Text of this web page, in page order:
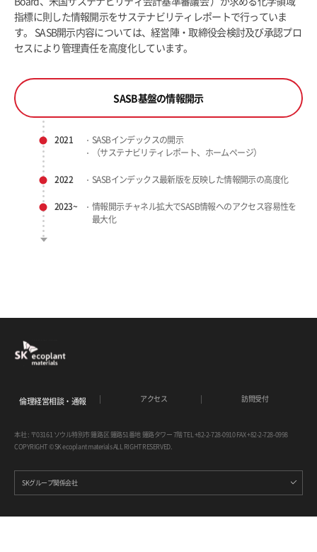
指標に則した情報開示をサステナビリティレポートで行っていま
す。 SASB開示内容については、経営陣・取締役会検討及び承認プロ
セスにより管理責任を高度化しています。
SASB基盤の情報開示
2021
SASBインデックスの開示
（サステナビリティレポート、ホームページ）
2022 SASBインデックス最新版を反映した情報開示の高度化
2023~
情報開示チャネル拡大でSASB情報へのアクセス容易性を
最大化
倫理経営相談・通報 アクセス 訪問受付
本社 : 〒03161 ソウル特別市 鍾路区 鍾路51番地 鍾路タワー 7階 TEL +82-2-728-0910 FAX +82-2-728-0998
COPYRIGHT © SK ecoplant materials ALL RIGHT RESERVED.
SKグループ関係会社